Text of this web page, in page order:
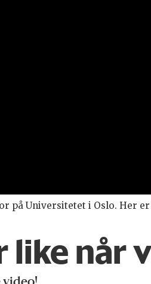
på Universitetet i Oslo. Her
like når